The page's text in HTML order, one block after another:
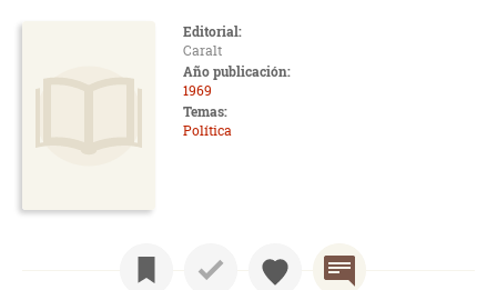
Editorial:
Caralt
Año publicación:
1969
Temas:
Política